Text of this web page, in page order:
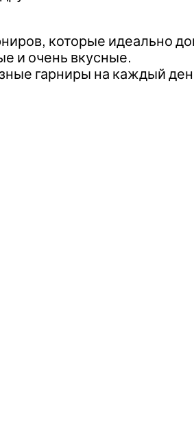
которые идеально
и очень вкусные.
гарниры на каждый